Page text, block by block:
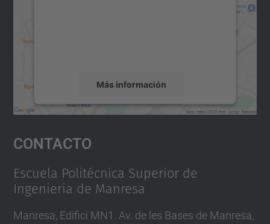
Más información
Aceptar
powered by
Contacto
Escuela Politécnica Superior de
Ingenieria de Manresa
Manresa, Edifici MN1. Av. de les Bases de Manresa,